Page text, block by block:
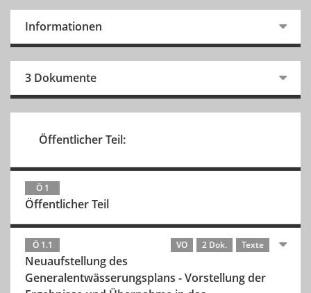
Informationen
3 Dokumente
Öffentlicher Teil:
Ö 1
Öffentlicher Teil
Ö 1.1 VO 2 Dok. Texte
Neuaufstellung des
Generalentwässerungsplans - Vorstellung der